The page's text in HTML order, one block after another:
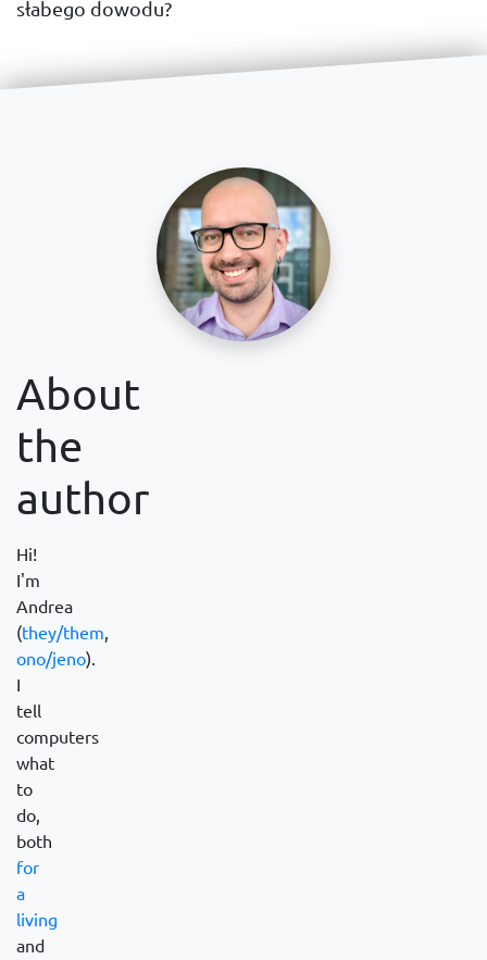
słabego dowodu?
About
the
author
Hi!
I'm
Andrea
(they/them,
ono/jeno).
I
tell
computers
what
to
do,
both
for
a
living
and